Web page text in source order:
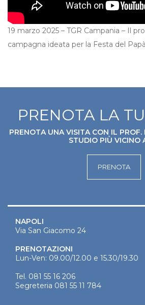
19 marzo 2025 – TGR Campania – Il
campagna ideata per la Festa del Papà
PRENOTA LA
PRENOTA UNA VISITA CON IL PROF.
STUDIO PIÙ VICINO
PRENOTA
NAPOLI
Via San Giacomo 24
PRENOTAZIONI
Lun-Ven: 09.00/12.00 e 15.30/19.30
Tel. 081 55 16 206
Segreteria 081 55 11 784